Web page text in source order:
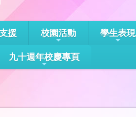
援 校園活動 學生表現
九十週年校慶專頁